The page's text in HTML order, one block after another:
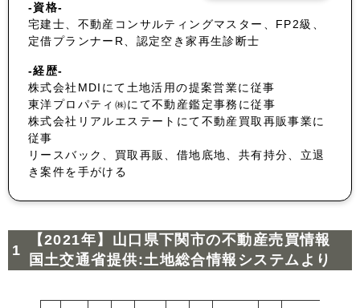
-資格-
宅建士、不動産コンサルティングマスター、FP2級、
定借プランナーR、認定空き家再生診断士
-経歴-
株式会社MDIにて土地活用の提案営業に従事
東洋プロパティ㈱にて不動産鑑定事務に従事
株式会社リアルエステートにて不動産買取再販事業に
従事
リースバック、買取再販、借地底地、共有持分、立退
き案件を手がける
【2021年】山口県下関市の不動産売買情報
国土交通省提供:土地総合情報システムより